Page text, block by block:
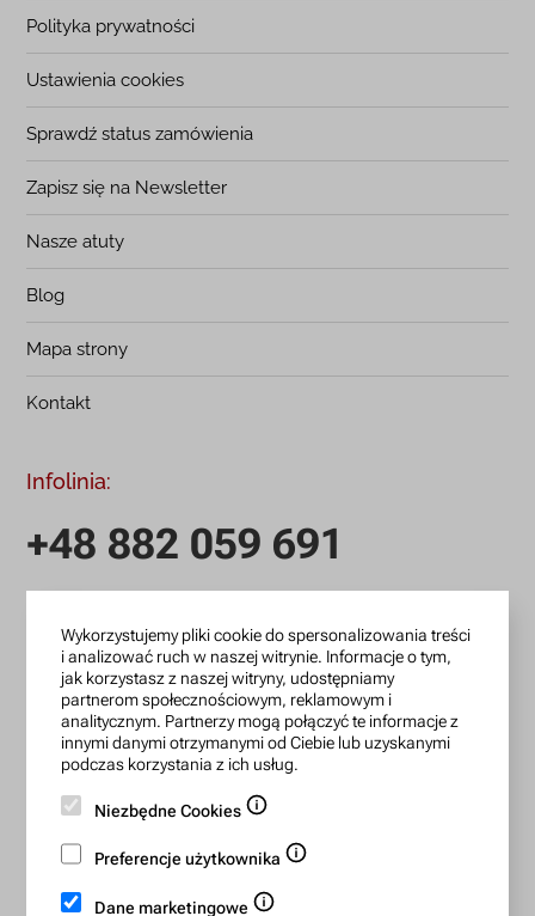
Polityka prywatności
Ustawienia cookies
Sprawdź status zamówienia
Zapisz się na Newsletter
Nasze atuty
Blog
Mapa strony
Kontakt
Infolinia:
+48 882 059 691
zamowienia@lanotti.com
Pisząc w sprawie swojego zamówienia podaj w tytule
wiadomości numer, który otrzymałeś w potwierdzeniu.
Konto bankowe:
15 1140 2004 0000 3702 7470 6466
BIC/SWIFT: BREXPLPWMBK
Wykorzystujemy pliki cookie do spersonalizowania treści
i analizować ruch w naszej witrynie. Informacje o tym,
jak korzystasz z naszej witryny, udostępniamy
partnerom społecznościowym, reklamowym i
analitycznym. Partnerzy mogą połączyć te informacje z
innymi danymi otrzymanymi od Ciebie lub uzyskanymi
podczas korzystania z ich usług.
Niezbędne Cookies
Preferencje użytkownika
Dane marketingowe